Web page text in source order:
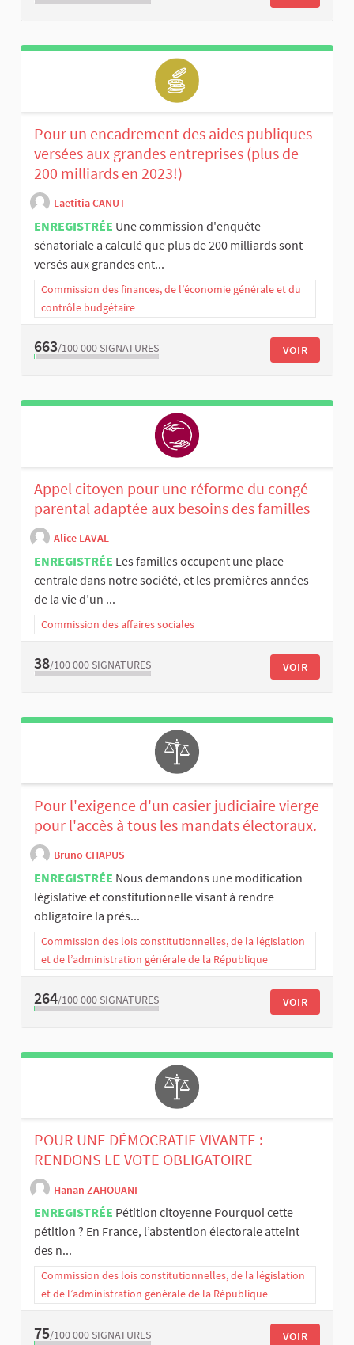
Pour un encadrement des aides publiques
versées aux grandes entreprises (plus de
200 milliards en 2023!)
Laetitia CANUT
ENREGISTRÉE Une commission d'enquête
sénatoriale a calculé que plus de 200 milliards sont
versés aux grandes ent...
Commission des finances, de l’économie générale et du
contrôle budgétaire
663/100 000 SIGNATURES VOIR
Appel citoyen pour une réforme du congé
parental adaptée aux besoins des familles
Alice LAVAL
ENREGISTRÉE Les familles occupent une place
centrale dans notre société, et les premières années
de la vie d’un ...
Commission des affaires sociales
38/100 000 SIGNATURES VOIR
Pour l'exigence d'un casier judiciaire vierge
pour l'accès à tous les mandats électoraux.
Bruno CHAPUS
ENREGISTRÉE Nous demandons une modification
législative et constitutionnelle visant à rendre
obligatoire la prés...
Commission des lois constitutionnelles, de la législation
et de l’administration générale de la République
264/100 000 SIGNATURES VOIR
POUR UNE DÉMOCRATIE VIVANTE :
RENDONS LE VOTE OBLIGATOIRE
Hanan ZAHOUANI
ENREGISTRÉE Pétition citoyenne Pourquoi cette
pétition ? En France, l’abstention électorale atteint
des n...
Commission des lois constitutionnelles, de la législation
et de l’administration générale de la République
75/100 000 SIGNATURES VOIR